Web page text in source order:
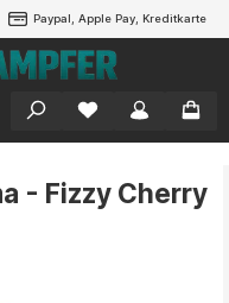
Paypal, Apple Pay, Kreditkarte
- Fizzy Cherry